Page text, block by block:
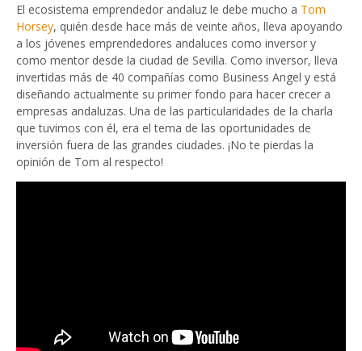
El ecosistema emprendedor andaluz le debe mucho a Tom
Horsey, quién desde hace más de veinte años, lleva apoyando
a los jóvenes emprendedores andaluces como inversor y
como mentor desde la ciudad de Sevilla. Como inversor, lleva
invertidas más de 40 compañías como Business Angel y está
diseñando actualmente su primer fondo para hacer crecer a
empresas andaluzas. Una de las particularidades de la charla
que tuvimos con él, era el tema de las oportunidades de
inversión fuera de las grandes ciudades. ¡No te pierdas la
opinión de Tom al respecto!